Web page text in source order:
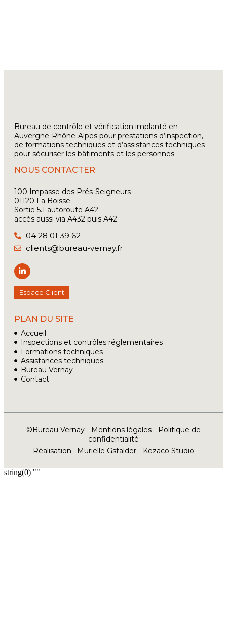
Bureau de contrôle et vérification implanté en
Auvergne-Rhône-Alpes pour prestations d’inspection,
de formations techniques et d’assistances techniques
pour sécuriser les bâtiments et les personnes.
NOUS CONTACTER
100 Impasse des Prés-Seigneurs
01120 La Boisse
Sortie 5.1 autoroute A42
accès aussi via A432 puis A42
04 28 01 39 62
clients@bureau-vernay.fr
Espace Client
PLAN DU SITE
Accueil
Inspections et contrôles réglementaires
Formations techniques
Assistances techniques
Bureau Vernay
Contact
©Bureau Vernay - Mentions légales - Politique de
confidentialité
Réalisation : Murielle Gstalder - Kezaco Studio
string(0) ""